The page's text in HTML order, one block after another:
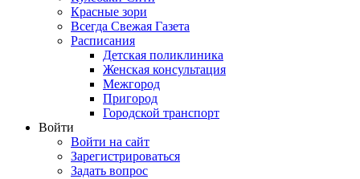
Красные зори
Всегда Свежая Газета
Расписания
Детская поликлиника
Женская консультация
Межгород
Пригород
Городской транспорт
Войти
Войти на сайт
Зарегистрироваться
Задать вопрос